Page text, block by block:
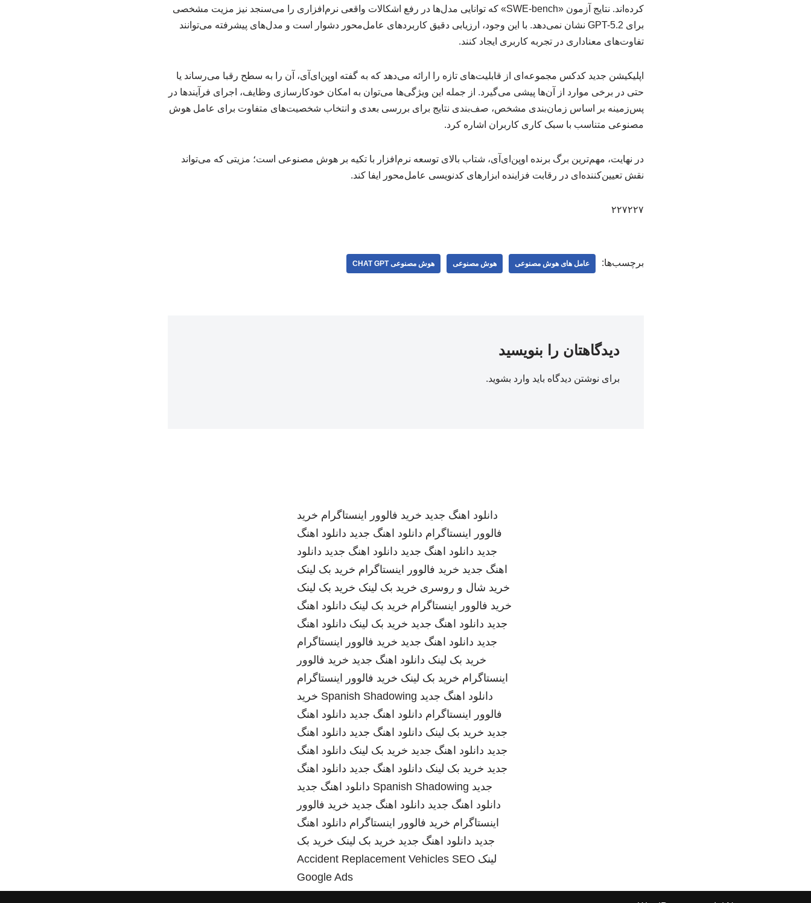
کرده‌اند. نتایج آزمون «SWE-bench» که توانایی مدل‌ها در رفع اشکالات واقعی نرم‌افزاری را می‌سنجد نیز مزیت مشخصی
برای GPT-5.2 نشان نمی‌دهد. با این وجود، ارزیابی دقیق کاربردهای عامل‌محور دشوار است و مدل‌های پیشرفته می‌توانند
تفاوت‌های معناداری در تجربه کاربری ایجاد کنند.
اپلیکیشن جدید کدکس مجموعه‌ای از قابلیت‌های تازه را ارائه می‌دهد که به گفته اوپن‌ای‌آی، آن را به سطح رقبا می‌رساند یا
حتی در برخی موارد از آن‌ها پیشی می‌گیرد. از جمله این ویژگی‌ها می‌توان به امکان خودکارسازی وظایف، اجرای فرآیندها در
پس‌زمینه بر اساس زمان‌بندی مشخص، صف‌بندی نتایج برای بررسی بعدی و انتخاب شخصیت‌های متفاوت برای عامل هوش
مصنوعی متناسب با سبک کاری کاربران اشاره کرد.
در نهایت، مهم‌ترین برگ برنده اوپن‌ای‌آی، شتاب بالای توسعه نرم‌افزار با تکیه بر هوش مصنوعی است؛ مزیتی که می‌تواند
نقش تعیین‌کننده‌ای در رقابت فزاینده ابزارهای کدنویسی عامل‌محور ایفا کند.
۲۲۷۲۲۷
برچسب‌ها: عامل‌ های هوش مصنوعی هوش مصنوعی هوش مصنوعی CHAT GPT
دیدگاهتان را بنویسید
برای نوشتن دیدگاه باید وارد بشوید.
دانلود اهنگ جدید خرید فالوور اینستاگرام خرید
فالوور اینستاگرام دانلود اهنگ جدید دانلود اهنگ
جدید دانلود اهنگ جدید دانلود اهنگ جدید دانلود
اهنگ جدید خرید فالوور اینستاگرام خرید بک لینک
خرید شال و روسری خرید بک لینک خرید بک لینک
خرید فالوور اینستاگرام خرید بک لینک دانلود اهنگ
جدید دانلود اهنگ جدید خرید بک لینک دانلود اهنگ
جدید دانلود اهنگ جدید خرید فالوور اینستاگرام
خرید بک لینک دانلود اهنگ جدید خرید فالوور
اینستاگرام خرید بک لینک خرید فالوور اینستاگرام
دانلود اهنگ جدید Spanish Shadowing خرید
فالوور اینستاگرام دانلود اهنگ جدید دانلود اهنگ
جدید خرید بک لینک دانلود اهنگ جدید دانلود اهنگ
جدید دانلود اهنگ جدید خرید بک لینک دانلود اهنگ
جدید خرید بک لینک دانلود اهنگ جدید دانلود اهنگ
جدید Spanish Shadowing دانلود اهنگ جدید
دانلود اهنگ جدید دانلود اهنگ جدید خرید فالوور
اینستاگرام خرید فالوور اینستاگرام دانلود اهنگ
جدید دانلود اهنگ جدید خرید بک لینک خرید بک
لینک
Accident Replacement Vehicles SEO
Google Ads